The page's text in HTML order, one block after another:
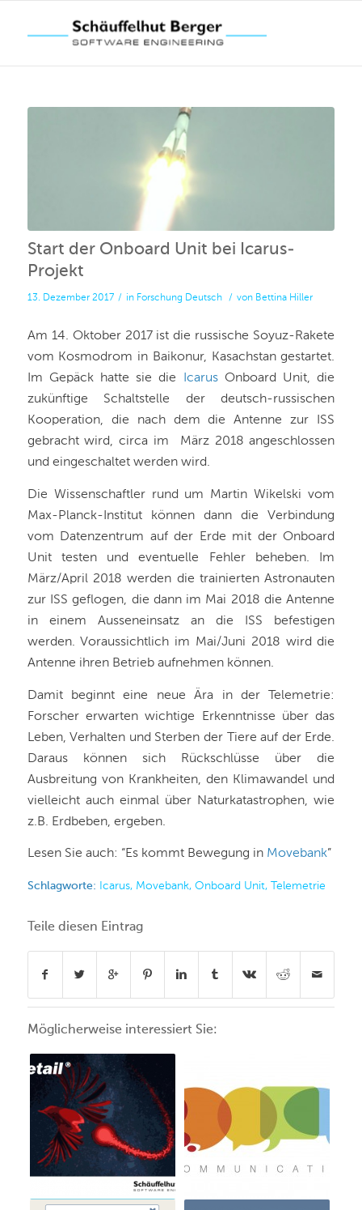
Start der Onboard Unit bei Icarus-
Projekt
13. Dezember 2017 / in Forschung Deutsch / von Bettina Hiller
Am 14. Oktober 2017 ist die russische Soyuz-Rakete
vom Kosmodrom in Baikonur, Kasachstan gestartet.
Im Gepäck hatte sie die IcarusOnboard Unit, die
zukünftige Schaltstelle der deutsch-russischen
Kooperation, die nach dem die Antenne zur ISS
gebracht wird, circa im März 2018 angeschlossen
und eingeschaltet werden wird.
Die Wissenschaftler rund um Martin Wikelski vom
Max-Planck-Institut können dann die Verbindung
vom Datenzentrum auf der Erde mit der Onboard
Unit testen und eventuelle Fehler beheben. Im
März/April 2018 werden die trainierten Astronauten
zur ISS geflogen, die dann im Mai 2018 die Antenne
in einem Ausseneinsatz an die ISS befestigen
werden. Voraussichtlich im Mai/Juni 2018 wird die
Antenne ihren Betrieb aufnehmen können.
Damit beginnt eine neue Ära in der Telemetrie:
Forscher erwarten wichtige Erkenntnisse über das
Leben, Verhalten und Sterben der Tiere auf der Erde.
Daraus können sich Rückschlüsse über die
Ausbreitung von Krankheiten, den Klimawandel und
vielleicht auch einmal über Naturkatastrophen, wie
z.B. Erdbeben, ergeben.
Lesen Sie auch: “Es kommt Bewegung in Movebank”
Schlagworte: Icarus, Movebank, Onboard Unit, Telemetrie
Teile diesen Eintrag
Möglicherweise interessiert Sie: